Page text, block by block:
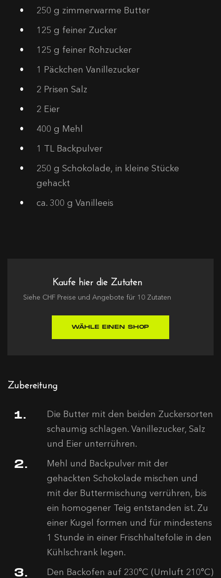
250 g zimmerwarme Butter
125 g feiner Zucker
125 g feiner Rohzucker
1 Päckchen Vanillezucker
2 Prisen Salz
2 Eier
400 g Mehl
1 TL Backpulver
250 g Schokolade, in kleine Stücke
gehackt
ca. 300 g Vanilleeis
Kaufe hier die Zutaten
Siehe CHF Preise und Angebote für 10 Zutaten
WÄHLE EINEN SHOP
Zubereitung
Die Butter mit den beiden Zuckersorten
schaumig schlagen. Vanillezucker, Salz
und Eier unterrühren.
Mehl und Backpulver mit der
gehackten Schokolade mischen und
mit der Buttermischung verrühren, bis
ein homogener Teig entstanden ist. Zu
einer Kugel formen und für mindestens
1 Stunde in einer Frischhaltefolie in den
Kühlschrank legen.
Den Backofen auf 230°C (Umluft 210°C)